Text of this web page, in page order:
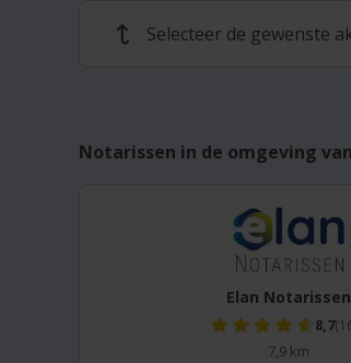
↩ Selecteer de gewenste
Notarissen in de omgeving
Elan Notarissen
8,7
7,9 km